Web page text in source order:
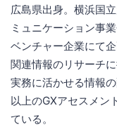
広島県出身。横浜国
ミュニケーション事
ベンチャー企業にて
関連情報のリサーチ
実務に活かせる情報
以上のGXアセスメン
ている。